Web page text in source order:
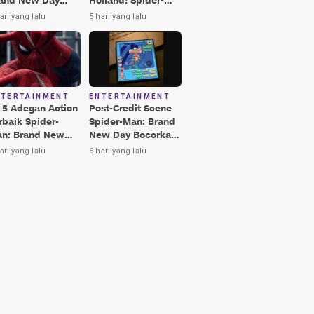
Nomor 3
yang lalu
Man: Brand New
Terbaik Era MCU
5 hari yang lalu
5 Adegan Action
Spider-
Brand New
Ada Hulk vs
yang lalu
ENTERTAINMENT
Post-Credit Scene
Spider-Man: Brand
New Day Bocorkan
Lokasi Peter di Luar
6 hari yang lalu